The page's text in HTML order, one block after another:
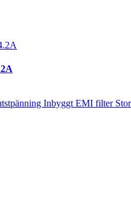
Inbyggt EMI filter